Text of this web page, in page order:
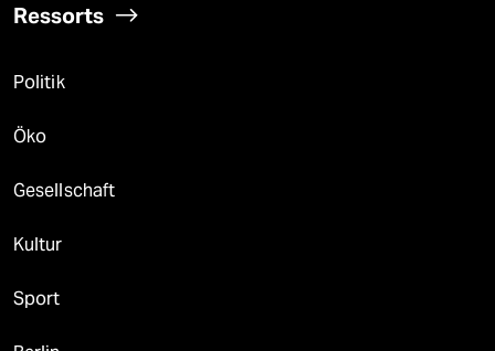
Ressorts
Politik
Öko
Gesellschaft
Kultur
Sport